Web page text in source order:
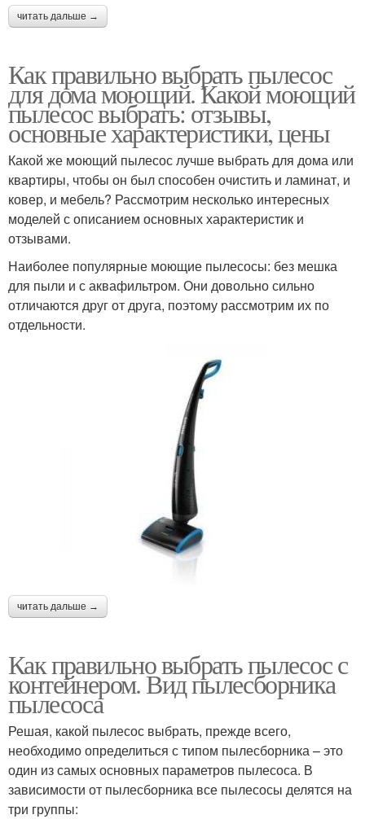
читать дальше →
Как правильно выбрать пылесос
для дома моющий. Какой моющий
пылесос выбрать: отзывы,
основные характеристики, цены
Какой же моющий пылесос лучше выбрать для дома или
квартиры, чтобы он был способен очистить и ламинат, и
ковер, и мебель? Рассмотрим несколько интересных
моделей с описанием основных характеристик и
отзывами.
Наиболее популярные моющие пылесосы: без мешка
для пыли и с аквафильтром. Они довольно сильно
отличаются друг от друга, поэтому рассмотрим их по
отдельности.
читать дальше →
Как правильно выбрать пылесос с
контейнером. Вид пылесборника
пылесоса
Решая, какой пылесос выбрать, прежде всего,
необходимо определиться с типом пылесборника – это
один из самых основных параметров пылесоса. В
зависимости от пылесборника все пылесосы делятся на
три группы: